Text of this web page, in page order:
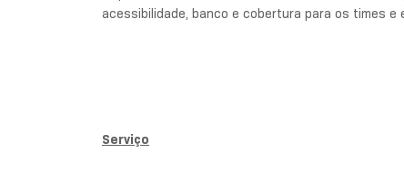
acessibilidade, banco e cobertura para os times e
Serviço